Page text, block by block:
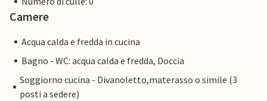
Camere
Acqua calda e fredda in cucina
Bagno - WC: acqua calda e fredda, Doccia
Soggiorno cucina - Divanoletto,materasso o simile (3
posti a sedere)